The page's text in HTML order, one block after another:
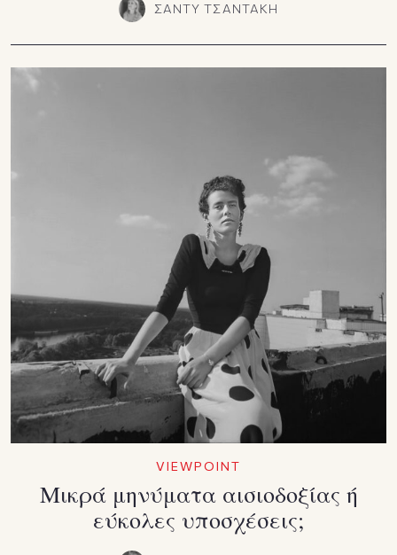
ΣΑΝΤΥ ΤΣΑΝΤΑΚΗ
VIEWPOINT
Μικρά μηνύματα αισιοδοξίας ή
εύκολες υποσχέσεις;